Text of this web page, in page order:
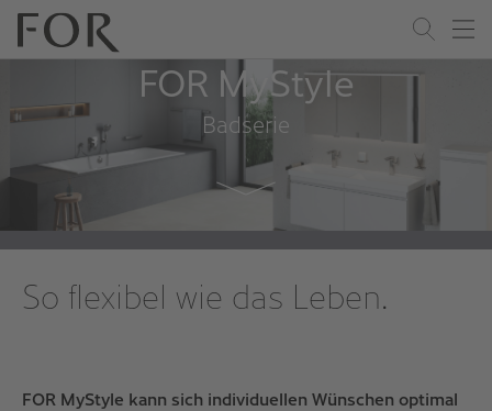
Zum Inhalt springen
Katalog Download
FOR MyStyle
Badserie
So flexibel wie das Leben.
FOR MyStyle kann sich individuellen Wünschen optimal